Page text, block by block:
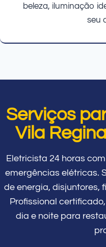
beleza, iluminação
seu
Serviços
Vila
Eletricista 24 horas
emergências elétricas.
de energia, disjuntores,
Profissional
dia e noite para